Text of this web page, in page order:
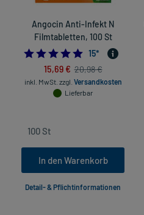
Angocin Anti-Infekt N
Filmtabletten, 100 St
5.0
15*
15,69 € 20,98 €
inkl. MwSt. zzgl. Versandkosten
Lieferbar
In den Warenkorb
Detail- & Pflichtinformationen